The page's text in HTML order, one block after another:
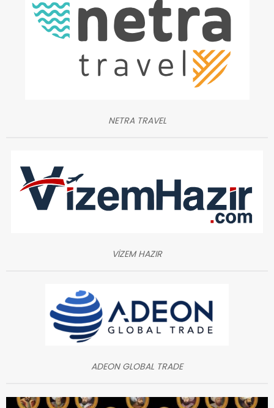
NETRA TRAVEL
VİZEM HAZIR
ADEON GLOBAL TRADE